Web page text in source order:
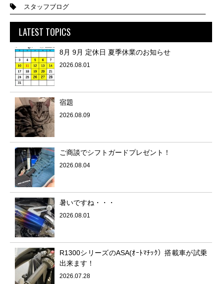
スタッフブログ
LATEST TOPICS
8月 9月 定休日 夏季休業のお知らせ
2026.08.01
宿題
2026.08.09
ご商談でシフトガードプレゼント！
2026.08.04
暑いですね・・・
2026.08.01
R1300シリーズのASA(ｵｰﾄﾏﾁｯｸ）搭載車が試乗
出来ます！
2026.07.28